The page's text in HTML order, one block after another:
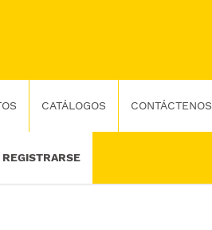
CATÁLOGOS CONTÁCTENOS
REGISTRARSE